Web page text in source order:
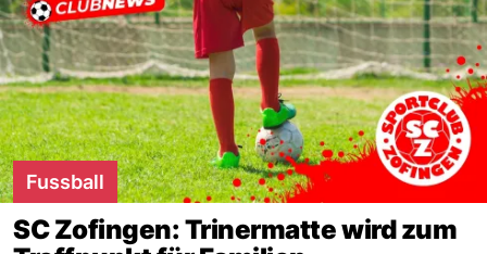
Fussball
SC Zofingen: Trinermatte wird zum